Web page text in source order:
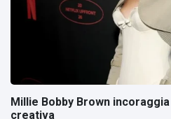
Millie Bobby Brown
creativa